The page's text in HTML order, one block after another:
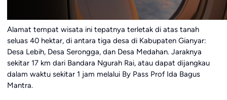
Alamat tempat wisata ini tepatnya terletak di atas tanah
seluas 40 hektar, di antara tiga desa di Kabupaten Gianyar:
Desa Lebih, Desa Serongga, dan Desa Medahan. Jaraknya
sekitar 17 km dari Bandara Ngurah Rai, atau dapat dijangkau
dalam waktu sekitar 1 jam melalui By Pass Prof Ida Bagus
Mantra.